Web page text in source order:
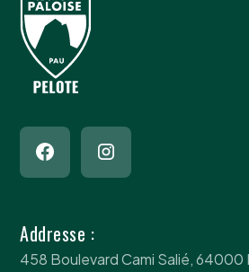
Addresse :
458 Boulevard Cami Salié, 64000